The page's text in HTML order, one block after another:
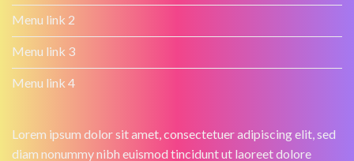
Menu link 2
Menu link 3
Menu link 4
Lorem ipsum dolor sit amet, consectetuer adipiscing elit, sed
diam nonummy nibh euismod tincidunt ut laoreet dolore